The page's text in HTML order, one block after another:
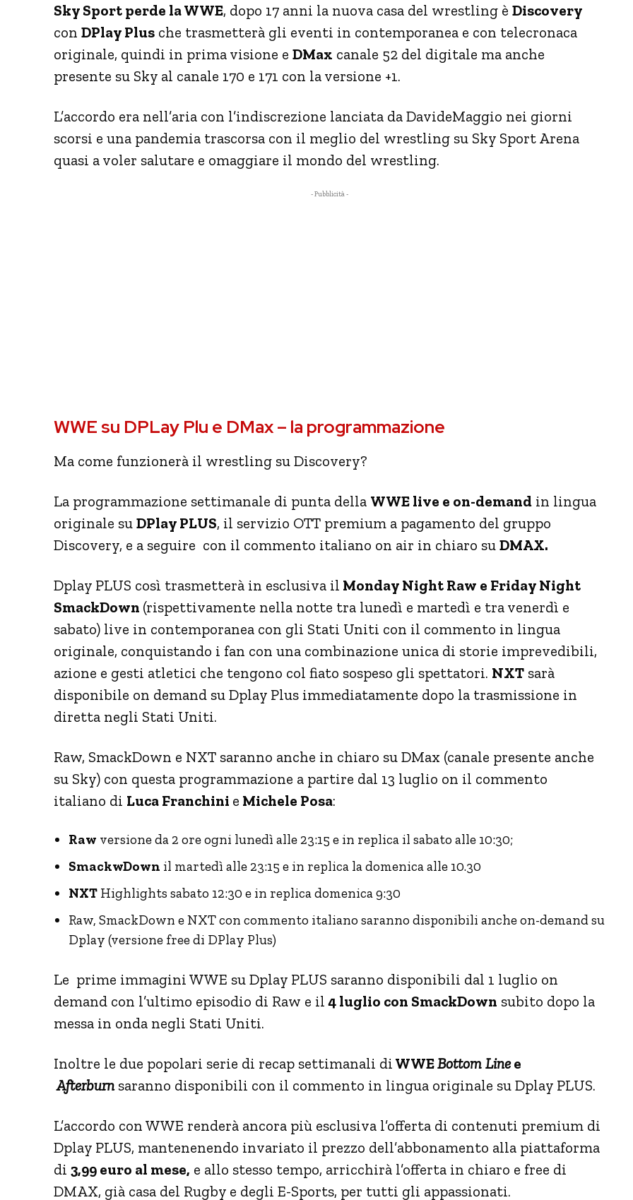
Sky Sport perde la WWE, dopo 17 anni la nuova casa del wrestling è Discovery
con DPlay Plus che trasmetterà gli eventi in contemporanea e con telecronaca
originale, quindi in prima visione e DMax canale 52 del digitale ma anche
presente su Sky al canale 170 e 171 con la versione +1.
L’accordo era nell’aria con l’indiscrezione lanciata da DavideMaggio nei giorni
scorsi e una pandemia trascorsa con il meglio del wrestling su Sky Sport Arena
quasi a voler salutare e omaggiare il mondo del wrestling.
- Pubblicità -
WWE su DPLay Plu e DMax – la programmazione
Ma come funzionerà il wrestling su Discovery?
La programmazione settimanale di punta della WWE live e on-demand in lingua
originale su DPlay PLUS, il servizio OTT premium a pagamento del gruppo
Discovery, e a seguire con il commento italiano on air in chiaro su DMAX.
Dplay PLUS così trasmetterà in esclusiva il Monday Night Raw e Friday Night
SmackDown (rispettivamente nella notte tra lunedì e martedì e tra venerdì e
sabato) live in contemporanea con gli Stati Uniti con il commento in lingua
originale, conquistando i fan con una combinazione unica di storie imprevedibili,
azione e gesti atletici che tengono col fiato sospeso gli spettatori. NXT sarà
disponibile on demand su Dplay Plus immediatamente dopo la trasmissione in
diretta negli Stati Uniti.
Raw, SmackDown e NXT saranno anche in chiaro su DMax (canale presente anche
su Sky) con questa programmazione a partire dal 13 luglio on il commento
italiano di Luca Franchini e Michele Posa:
Raw versione da 2 ore ogni lunedì alle 23:15 e in replica il sabato alle 10:30;
SmackwDown il martedì alle 23:15 e in replica la domenica alle 10.30
NXT Highlights sabato 12:30 e in replica domenica 9:30
Raw, SmackDown e NXT con commento italiano saranno disponibili anche on-demand su
Dplay (versione free di DPlay Plus)
Le prime immagini WWE su Dplay PLUS saranno disponibili dal 1 luglio on
demand con l’ultimo episodio di Raw e il 4 luglio con SmackDown subito dopo la
messa in onda negli Stati Uniti.
Inoltre le due popolari serie di recap settimanali di WWEBottom Linee
Afterburnsaranno disponibili con il commento in lingua originale su Dplay PLUS.
L’accordo con WWE renderà ancora più esclusiva l’offerta di contenuti premium di
Dplay PLUS, mantenenendo invariato il prezzo dell’abbonamento alla piattaforma
di 3,99 euro al mese, e allo stesso tempo, arricchirà l’offerta in chiaro e free di
DMAX, già casa del Rugby e degli E-Sports, per tutti gli appassionati.